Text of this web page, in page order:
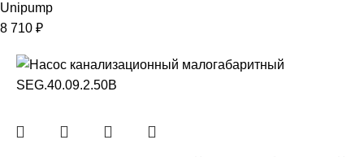
Unipump
8 710 ₽